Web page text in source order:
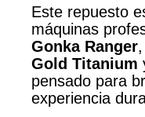
Este repuesto
máquinas
Gonka Ranger
Gold Titanium
pensado para
experiencia